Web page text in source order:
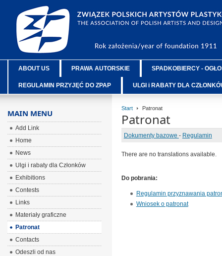
ABOUT US PRAWA AUTORSKIE SPADKOBIERCY -
REGULAMIN PRZYJĘĆ DO ZPAP ULGI i RABATY DLA
Start Patronat
Patronat
Dokumenty bazowe - Regulamin
There are no translations available.
Do pobrania:
Regulamin przyznawania
Wniosek o patronat
MAIN MENU
Add Link
Home
News
Ulgi i rabaty dla Członków
Exhibitions
Contests
Links
Materiały graficzne
Patronat
Contacts
Odeszli od nas